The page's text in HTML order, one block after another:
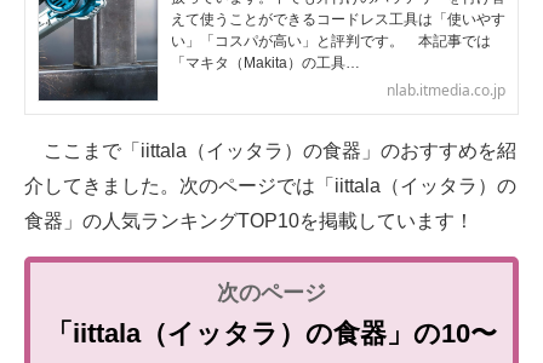
えて使うことができるコードレス工具は「使いやす
い」「コスパが高い」と評判です。 本記事では
「マキタ（Makita）の工具…
nlab.itmedia.co.jp
ここまで「iittala（イッタラ）の食器」のおすすめを紹
介してきました。次のページでは「iittala（イッタラ）の
食器」の人気ランキングTOP10を掲載しています！
「iittala（イッタラ）の食器」の10〜